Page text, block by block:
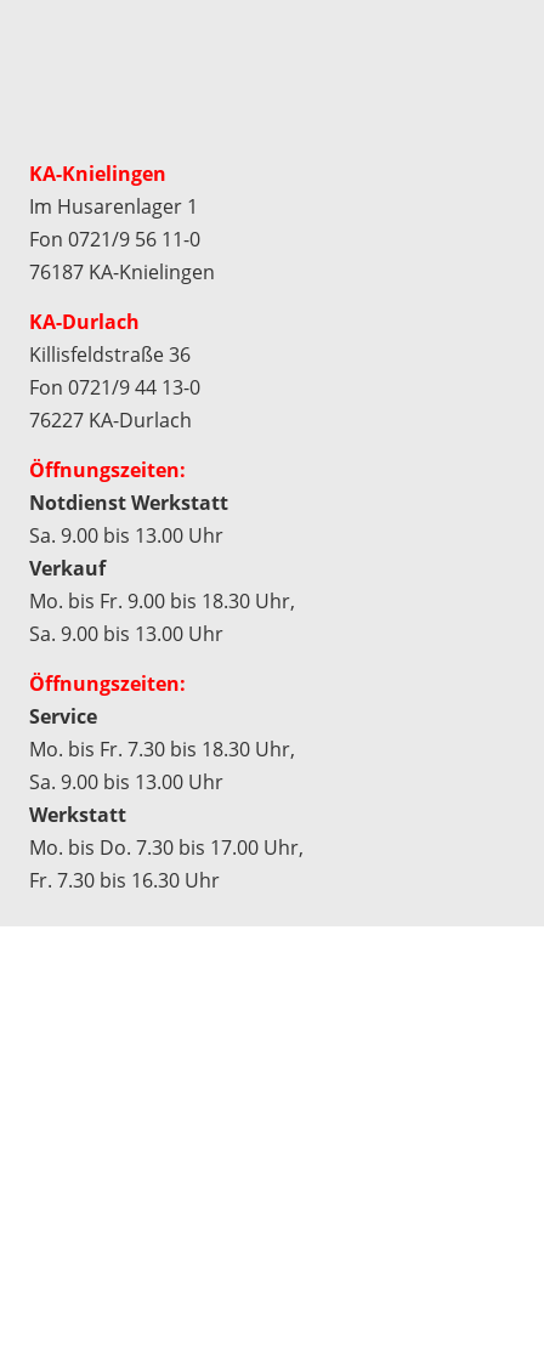
KA-Knielingen
Im Husarenlager 1
Fon 0721/9 56 11-0
76187 KA-Knielingen
KA-Durlach
Killisfeldstraße 36
Fon 0721/9 44 13-0
76227 KA-Durlach
Öffnungszeiten:
Notdienst Werkstatt
Sa. 9.00 bis 13.00 Uhr
Verkauf
Mo. bis Fr. 9.00 bis 18.30 Uhr,
Sa. 9.00 bis 13.00 Uhr
Öffnungszeiten:
Service
Mo. bis Fr. 7.30 bis 18.30 Uhr,
Sa. 9.00 bis 13.00 Uhr
Werkstatt
Mo. bis Do. 7.30 bis 17.00 Uhr,
Fr. 7.30 bis 16.30 Uhr